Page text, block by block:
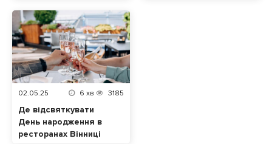
02.05.25 6 хв 3185
Де відсвяткувати
День народження в
ресторанах Вінниці